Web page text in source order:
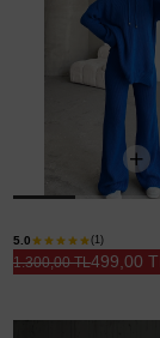
5.0 (1)
499,00
1.300,00 TL